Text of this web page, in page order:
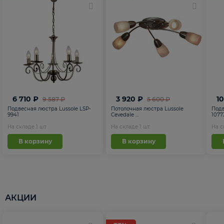
9 587 ₽
6 710 ₽
Подвесная люстра Lussole LSP-
9941
На складе 1 шт
В корзину
5 600 ₽
3 920 ₽
Потолочная люстра Lussole
Cevedale ...
На складе 1 шт
В корзину
На
АКЦИИ